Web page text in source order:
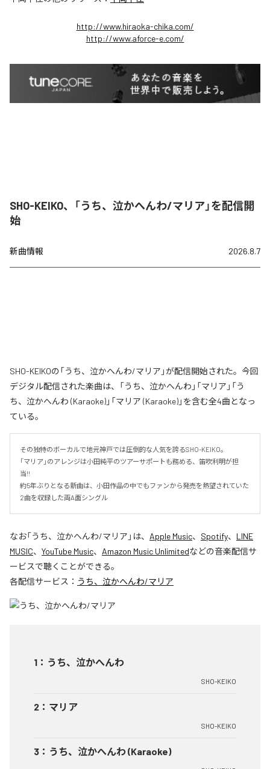
http://www.hiraoka-chika.com/
http://www.aforce-e.com/
SHO-KEIKO、「うち、泣かへんわ/マリア」を配信開
始
新曲情報 2026.8.7
SHO-KEIKOの「うち、泣かへんわ/マリア」が配信開始された。今回
デジタル配信された楽曲は、「うち、泣かへんわ」「マリア」「う
ち、泣かへんわ (Karaoke)」「マリア (Karaoke)」を含む全4曲となっ
ている。
その独特のボーカルで地元神戸では圧倒的な人気を誇るSHO-KEIKO。
「マリア」のアレンジは小田純平のツアーサポートも務める、笛吹利明が担
当!!
約5年ぶりとなる新曲は、小田作品の中でもファンから発売を熱望されていた
2曲を収録した両A面シングル
なお「うち、泣かへんわ/マリア 」は、 Apple Music、 Spotify、 LINE
MUSIC、 YouTube Music、 Amazon Music Unlimitedなどの音楽配信サ
ービスで聴くことができる。
各配信サービス： うち、泣かへんわ/マリア
1 ： うち、泣かへんわ
SHO-KEIKO
2 ： マリア
SHO-KEIKO
3 ： うち、泣かへんわ (Karaoke)